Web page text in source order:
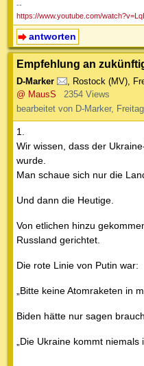
--
https://www.youtube.com/
antworten
Empfehlung an
D-Marker , Rostock (MV),
@ MausS
2354 Views
bearbeitet von D-Marker,
1.
Wir wissen, dass der
wurde.
Man schaue sich nur die
Und dann die Heutige.
Von etlichen hinzu
Russland gerichtet.
Die rote Linie von Putin war:
„Bitte keine Atomraketen in
Biden hätte nur sagen
„Die Ukraine kommt niemals